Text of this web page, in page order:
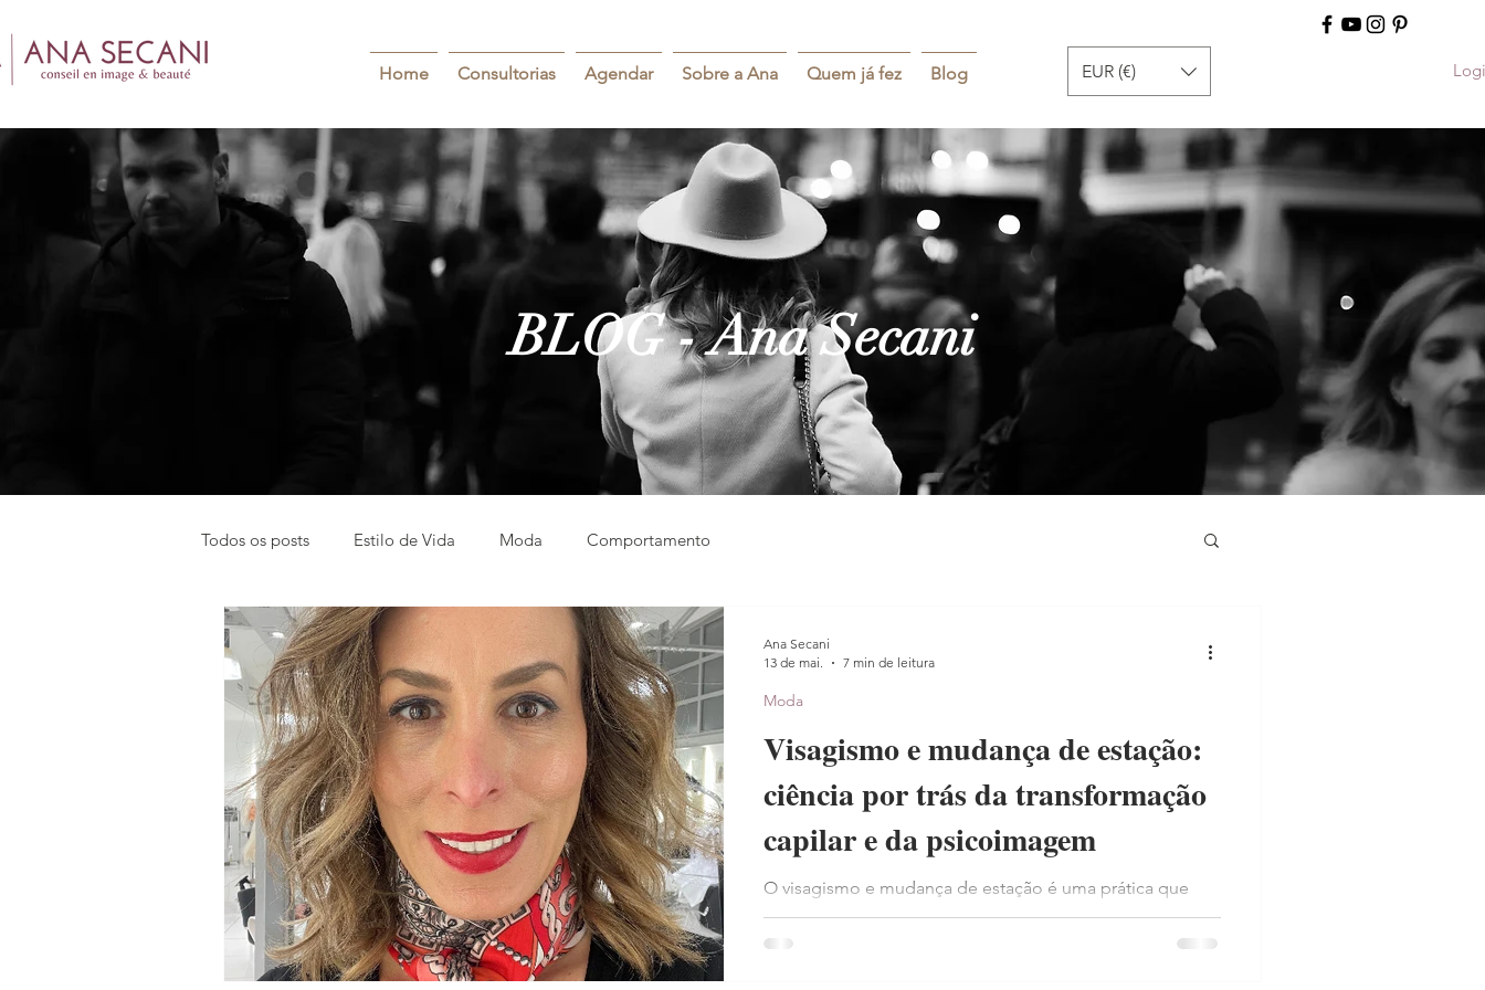
Home Consultorias Agendar Sobre a Ana Quem já fez Blog EUR (€)
BLOG - Ana Secani
Todos os posts Estilo de Vida Moda Comportamento
Visagismo e mudança de estação:
ciência por trás da transformação
capilar e da psicoimagem
O visagismo e mudança de estação é uma prática que
une a análise facial técnica às transformações de luz e
clima sazonais. O objetivo é ajustar a imagem capilar e
Moda
Ana Secani
13 de mai.
7 min de leitura